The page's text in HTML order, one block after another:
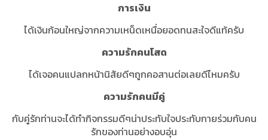
การเงิน
ได้เงินก้อนใหญ่จากความเหน็ดเหนื่อยอดทนสะใจดีแท้ครับ
ความรักคนโสด
ได้เจอคนแปลกหน้านิสัยดีๆถูกคอสานต่อเลยดีไหมครับ
ความรักคนมีคู่
กับคู่รักท่านจะได้ทำกิจกรรมดีๆน่าประทับใจประทับกายร่วมกับคน
รักของท่านอย่างอบอุ่น